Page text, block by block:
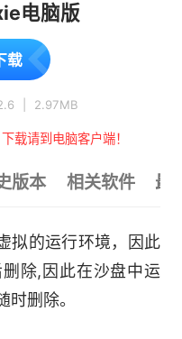
电脑版
载
2.97MB
载请到电脑客户端！
版本 相关软件 最
的运行环境，因此
除,因此在沙盘中运
删除。